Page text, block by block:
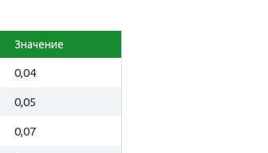
Значение
0,04
0,05
0,07